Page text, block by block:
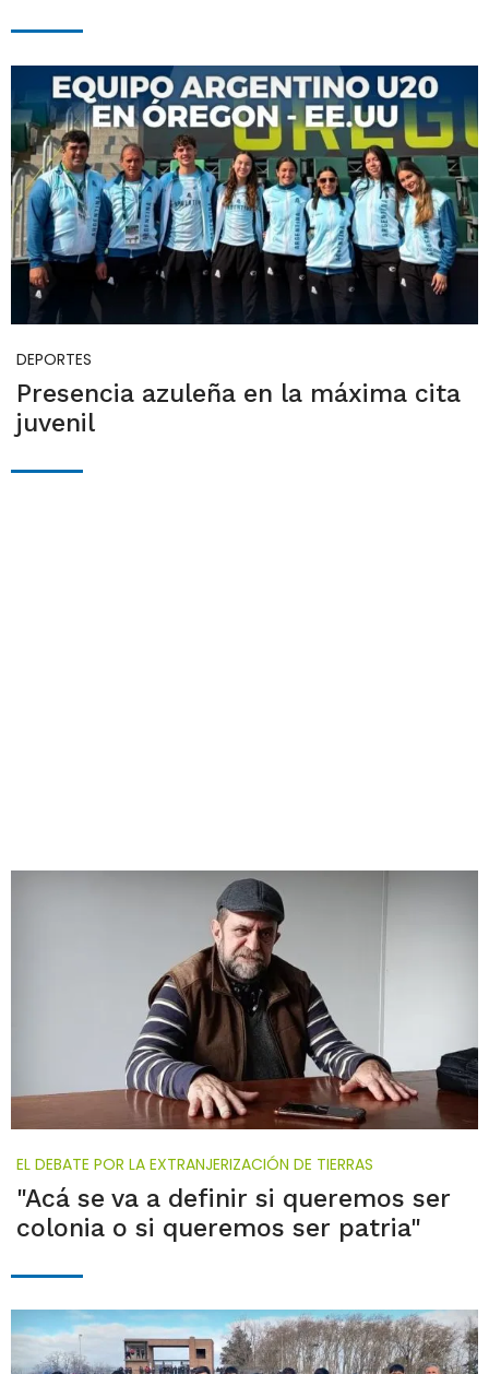
DEPORTES
Presencia azuleña en la máxima cita
juvenil
EL DEBATE POR LA EXTRANJERIZACIÓN DE TIERRAS
"Acá se va a definir si queremos ser
colonia o si queremos ser patria"